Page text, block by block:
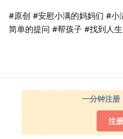
#原创 #安慰小满的妈妈们 #
简单的提问 #帮孩子 #找到人
一分钟注册
注